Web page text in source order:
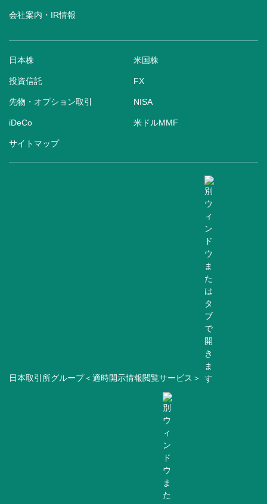
会社案内・IR情報
日本株 米国株
投資信託 FX
先物・オプション取引 NISA
iDeCo 米ドルMMF
サイトマップ
日本取引所グループ＜適時開示情報閲覧サービス＞